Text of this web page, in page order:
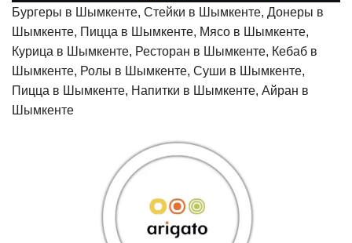
Бургеры в Шымкенте, Стейки в Шымкенте, Донеры в
Шымкенте, Пицца в Шымкенте, Мясо в Шымкенте,
Курица в Шымкенте, Ресторан в Шымкенте, Кебаб в
Шымкенте, Ролы в Шымкенте, Суши в Шымкенте,
Пицца в Шымкенте, Напитки в Шымкенте, Айран в
Шымкенте